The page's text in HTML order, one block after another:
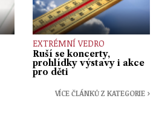
EXTRÉMNÍ VEDRO
Ruší se koncerty,
prohlídky výstavy i akce
pro děti
VÍCE ČLÁNKŮ Z KATEGORIE ›